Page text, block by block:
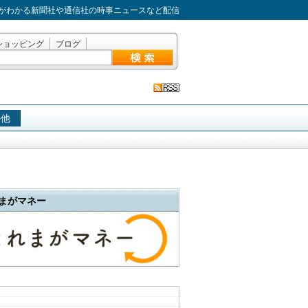
わかる新聞社や通信社の時事ニュースなど配信
ョッピング ブログ
がマネー